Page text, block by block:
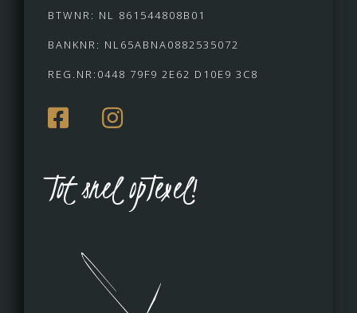
BTWNR: NL 861544808B01
BANKNR: NL65ABNA0882535072
REG.NR:0448 79F9 2E62 D10E9 3C8
Tot snel opTexel!